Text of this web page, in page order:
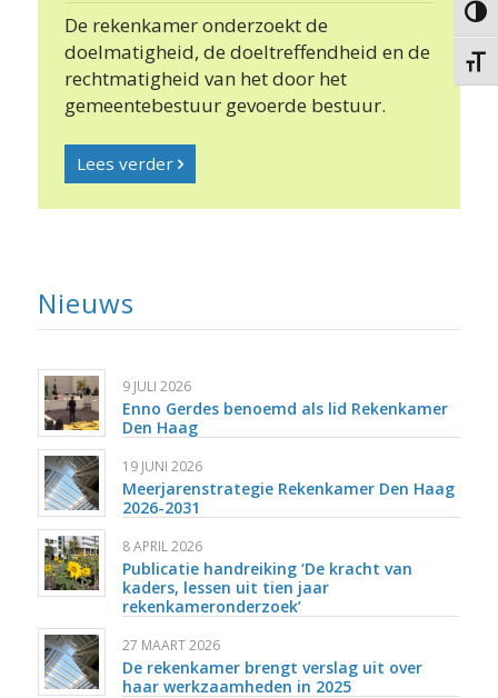
Kies
De rekenkamer onderzoekt de
doelmatigheid, de doeltreffendheid en de
rechtmatigheid van het door het
gemeentebestuur gevoerde bestuur.
Lees verder
Nieuws
9 JULI 2026
Enno Gerdes benoemd als lid Rekenkamer
Den Haag
19 JUNI 2026
Meerjarenstrategie Rekenkamer Den Haag
2026-2031
8 APRIL 2026
Publicatie handreiking ‘De kracht van
kaders, lessen uit tien jaar
rekenkameronderzoek’
27 MAART 2026
De rekenkamer brengt verslag uit over
haar werkzaamheden in 2025